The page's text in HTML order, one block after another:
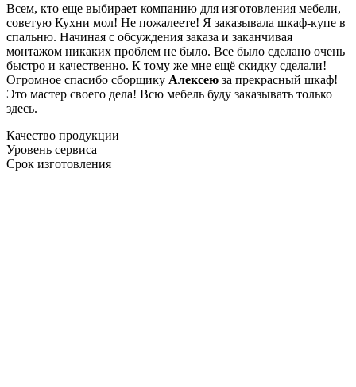
Всем, кто еще выбирает компанию для изготовления мебели,
советую Кухни мол! Не пожалеете! Я заказывала шкаф-купе в
спальню. Начиная с обсуждения заказа и заканчивая
монтажом никаких проблем не было. Все было сделано очень
быстро и качественно. К тому же мне ещё скидку сделали!
Огромное спасибо сборщику Алексею за прекрасный шкаф!
Это мастер своего дела! Всю мебель буду заказывать только
здесь.
Качество продукции
Уровень сервиса
Срок изготовления